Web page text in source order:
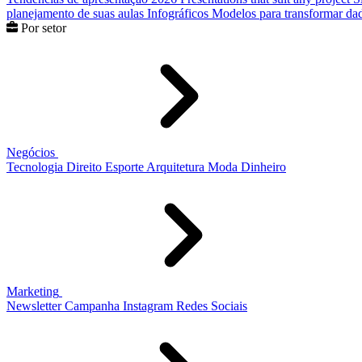
planejamento de suas aulas Infográficos Modelos para transformar
Por setor
Negócios
Tecnologia Direito Esporte Arquitetura Moda Dinheiro
Marketing
Newsletter Campanha Instagram Redes Sociais